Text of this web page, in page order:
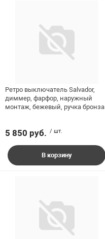
Ретро выключатель Salvador,
диммер, фарфор, наружный
монтаж, бежевый, ручка бронза
5 850 руб. / шт.
В корзину